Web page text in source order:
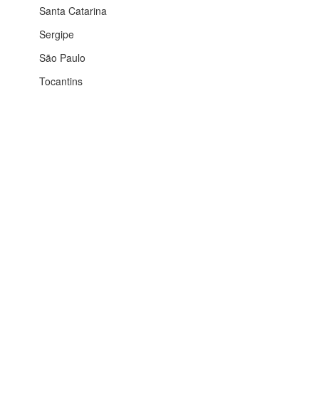
Santa Catarina
Sergipe
São Paulo
Tocantins